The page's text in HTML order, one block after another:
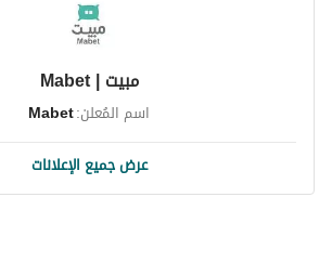
مبيت | Mabet
اسم المُعلن:Mabet
عرض جميع الإعلانات